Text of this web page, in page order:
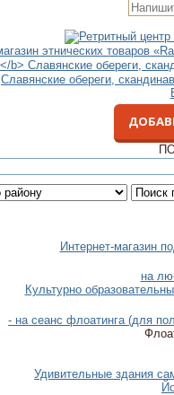
Славянские обереги,
Интернет-магазин
на
Культурно
- на сеанс флоатинга (для
Удивительные здания